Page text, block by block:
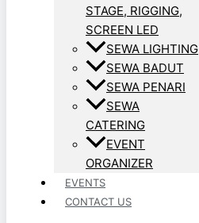
STAGE, RIGGING,
SCREEN LED
SEWA LIGHTING
SEWA BADUT
SEWA PENARI
SEWA
CATERING
EVENT
ORGANIZER
EVENTS
CONTACT US